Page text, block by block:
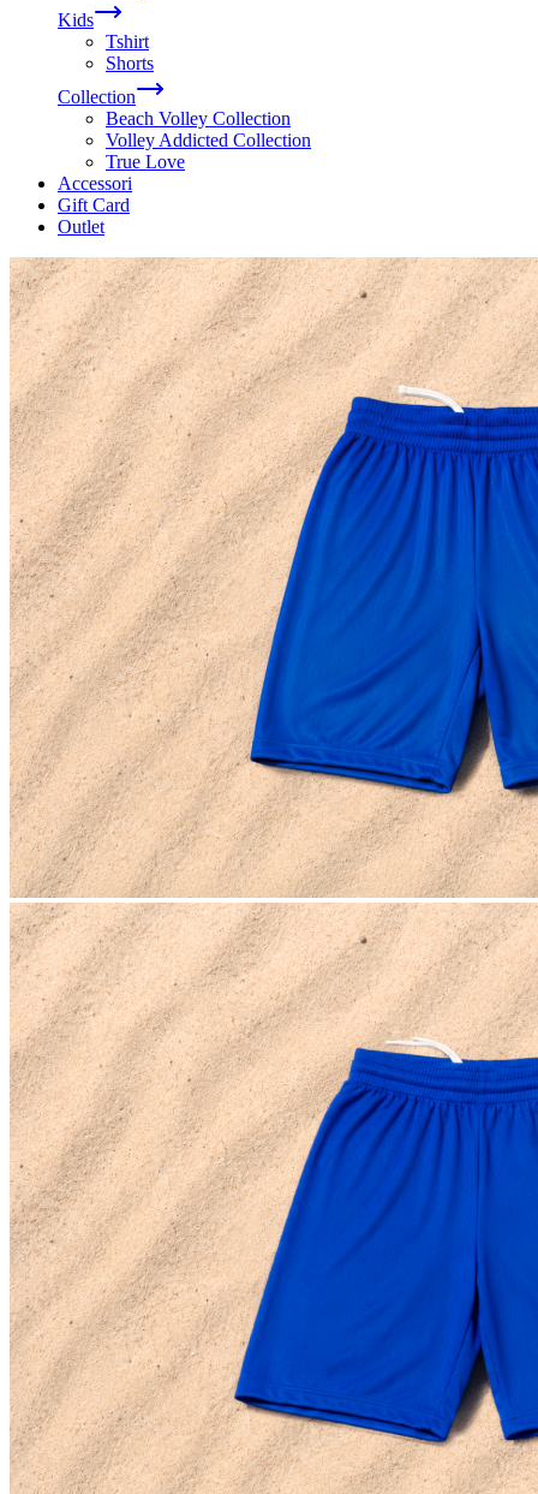
Kids
Tshirt
Shorts
Collection
Beach Volley Collection
Volley Addicted Collection
True Love
Accessori
Gift Card
Outlet